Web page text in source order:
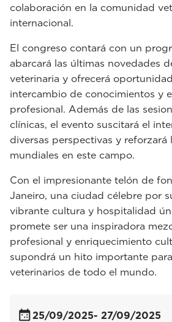
colaboración en la comunidad
internacional.
El congreso contará con un
abarcará las últimas novedades
veterinaria y ofrecerá
intercambio de conocimientos y
profesional. Además de las
clínicas, el evento suscitará el
diversas perspectivas y reforzará
mundiales en este campo.
Con el impresionante telón de
Janeiro, una ciudad célebre por
vibrante cultura y hospitalidad
promete ser una inspiradora
profesional y enriquecimiento
supondrá un hito importante
veterinarios de todo el mundo.
25/09/2025- 27/09/2025